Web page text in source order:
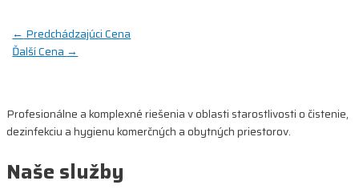
Navigácia
← Predchádzajúci Cena
Ďalší Cena →
Profesionálne a komplexné riešenia v oblasti starostlivosti o čistenie,
dezinfekciu a hygienu komerčných a obytných priestorov.
Naše služby